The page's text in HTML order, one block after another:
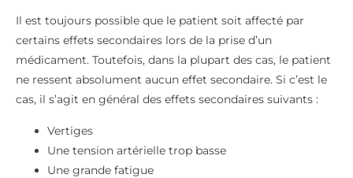
Il est toujours possible que le patient soit affecté par
certains effets secondaires lors de la prise d’un
médicament. Toutefois, dans la plupart des cas, le patient
ne ressent absolument aucun effet secondaire. Si c’est le
cas, il s’agit en général des effets secondaires suivants :
Vertiges
Une tension artérielle trop basse
Une grande fatigue